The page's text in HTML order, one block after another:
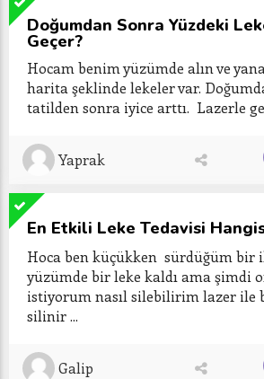
Doğumdan Sonra Yüzdeki
Geçer?
Hocam benim yüzümde alın ve
harita şeklinde lekeler var.
tatilden sonra iyice arttı.  Lazerle
Yaprak
En Etkili Leke Tedavisi
Hoca ben küçükken  sürdüğüm bir
yüzümde bir leke kaldı ama şimdi
istiyorum nasıl silebilirim lazer ile
silinir ...
Galip